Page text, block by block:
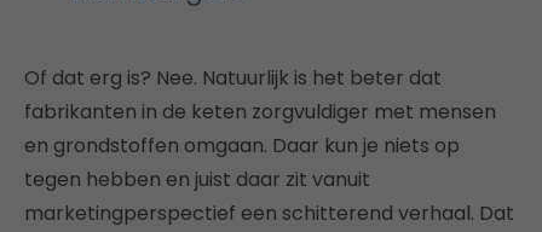
Of dat erg is? Nee. Natuurlijk is het beter dat
fabrikanten in de keten zorgvuldiger met mensen
en grondstoffen omgaan. Daar kun je niets op
tegen hebben en juist daar zit vanuit
marketingperspectief een schitterend verhaal. Dat